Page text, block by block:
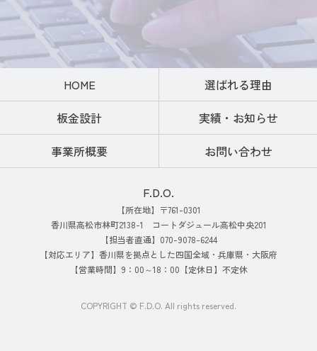
HOME
選ばれる理由
板金設計
実績・お知らせ
事業所概要
お問い合わせ
F.D.O.
【所在地】〒761-0301
香川県高松市林町2138-1 コートダジュール高松中央201
【担当者直通】070-9078-6244
【対応エリア】香川県を拠点とした四国全域・兵庫県・大阪府
【営業時間】9：00～18：00【定休日】不定休
COPYRIGHT © F.D.O. All rights reserved.